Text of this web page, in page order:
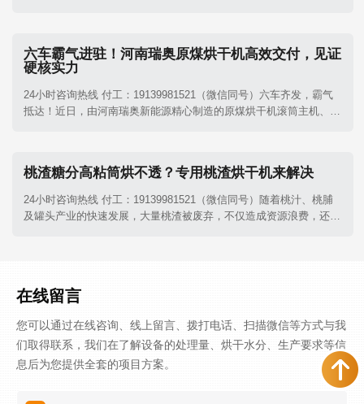
位。
六车霸气进驻！河南瑞奥原煤烘干机高效交付，见证
硬核实力
24小时咨询热线 付工：19139981521（微信同号）六车齐发，霸气
抵达！近日，由河南瑞奥新能源精心制造的原煤烘干机滚筒主机、除
桃渣糖分高粘筒烘不透？专用桃渣烘干机来解决
24小时咨询热线 付工：19139981521（微信同号）随着桃汁、桃脯
及罐头产业的快速发展，大量桃渣被废弃，不仅造成资源浪费，还易
在线留言
您可以通过在线咨询、线上留言、拨打电话、扫描微信等方式与我
们取得联系，我们在了解设备的处理量、烘干水分、生产要求等信
息后为您提供全套的项目方案。